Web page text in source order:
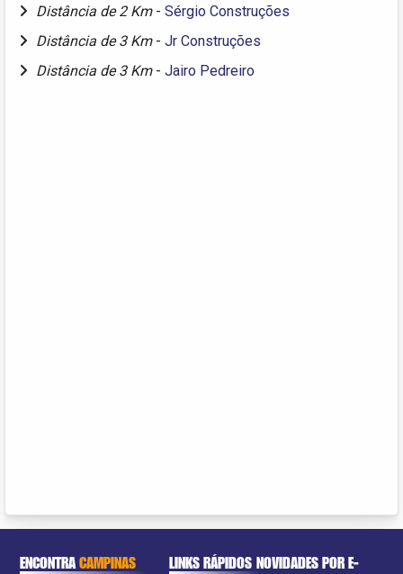
Distância de 2 Km - Sérgio Construções
Distância de 3 Km - Jr Construções
Distância de 3 Km - Jairo Pedreiro
ENCONTRACAMPINAS LINKS RÁPIDOS NOVIDADES POR E-